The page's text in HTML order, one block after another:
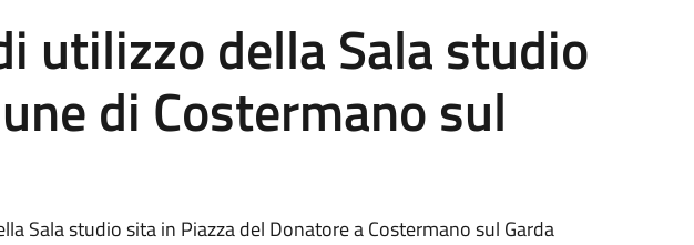
utilizzo della Sala studio
di Costermano sul
Sala studio sita in Piazza del Donatore a Costermano sul Garda